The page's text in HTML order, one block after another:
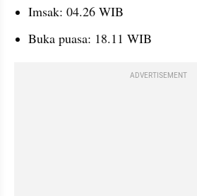
Imsak: 04.26 WIB
Buka puasa: 18.11 WIB
ADVERTISEMENT